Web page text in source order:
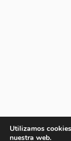
Utilizamos
nuestra web.